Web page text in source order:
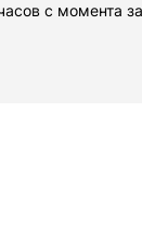
с момента